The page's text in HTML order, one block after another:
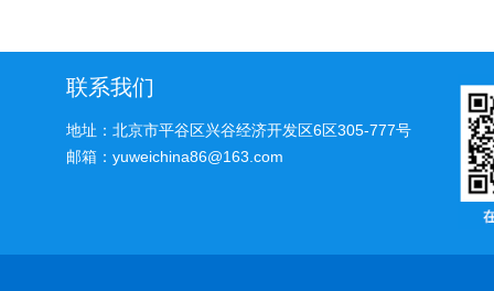
联系我们
地址：北京市平谷区兴谷经济开发区6区305-777号
邮箱：yuweichina86@163.com